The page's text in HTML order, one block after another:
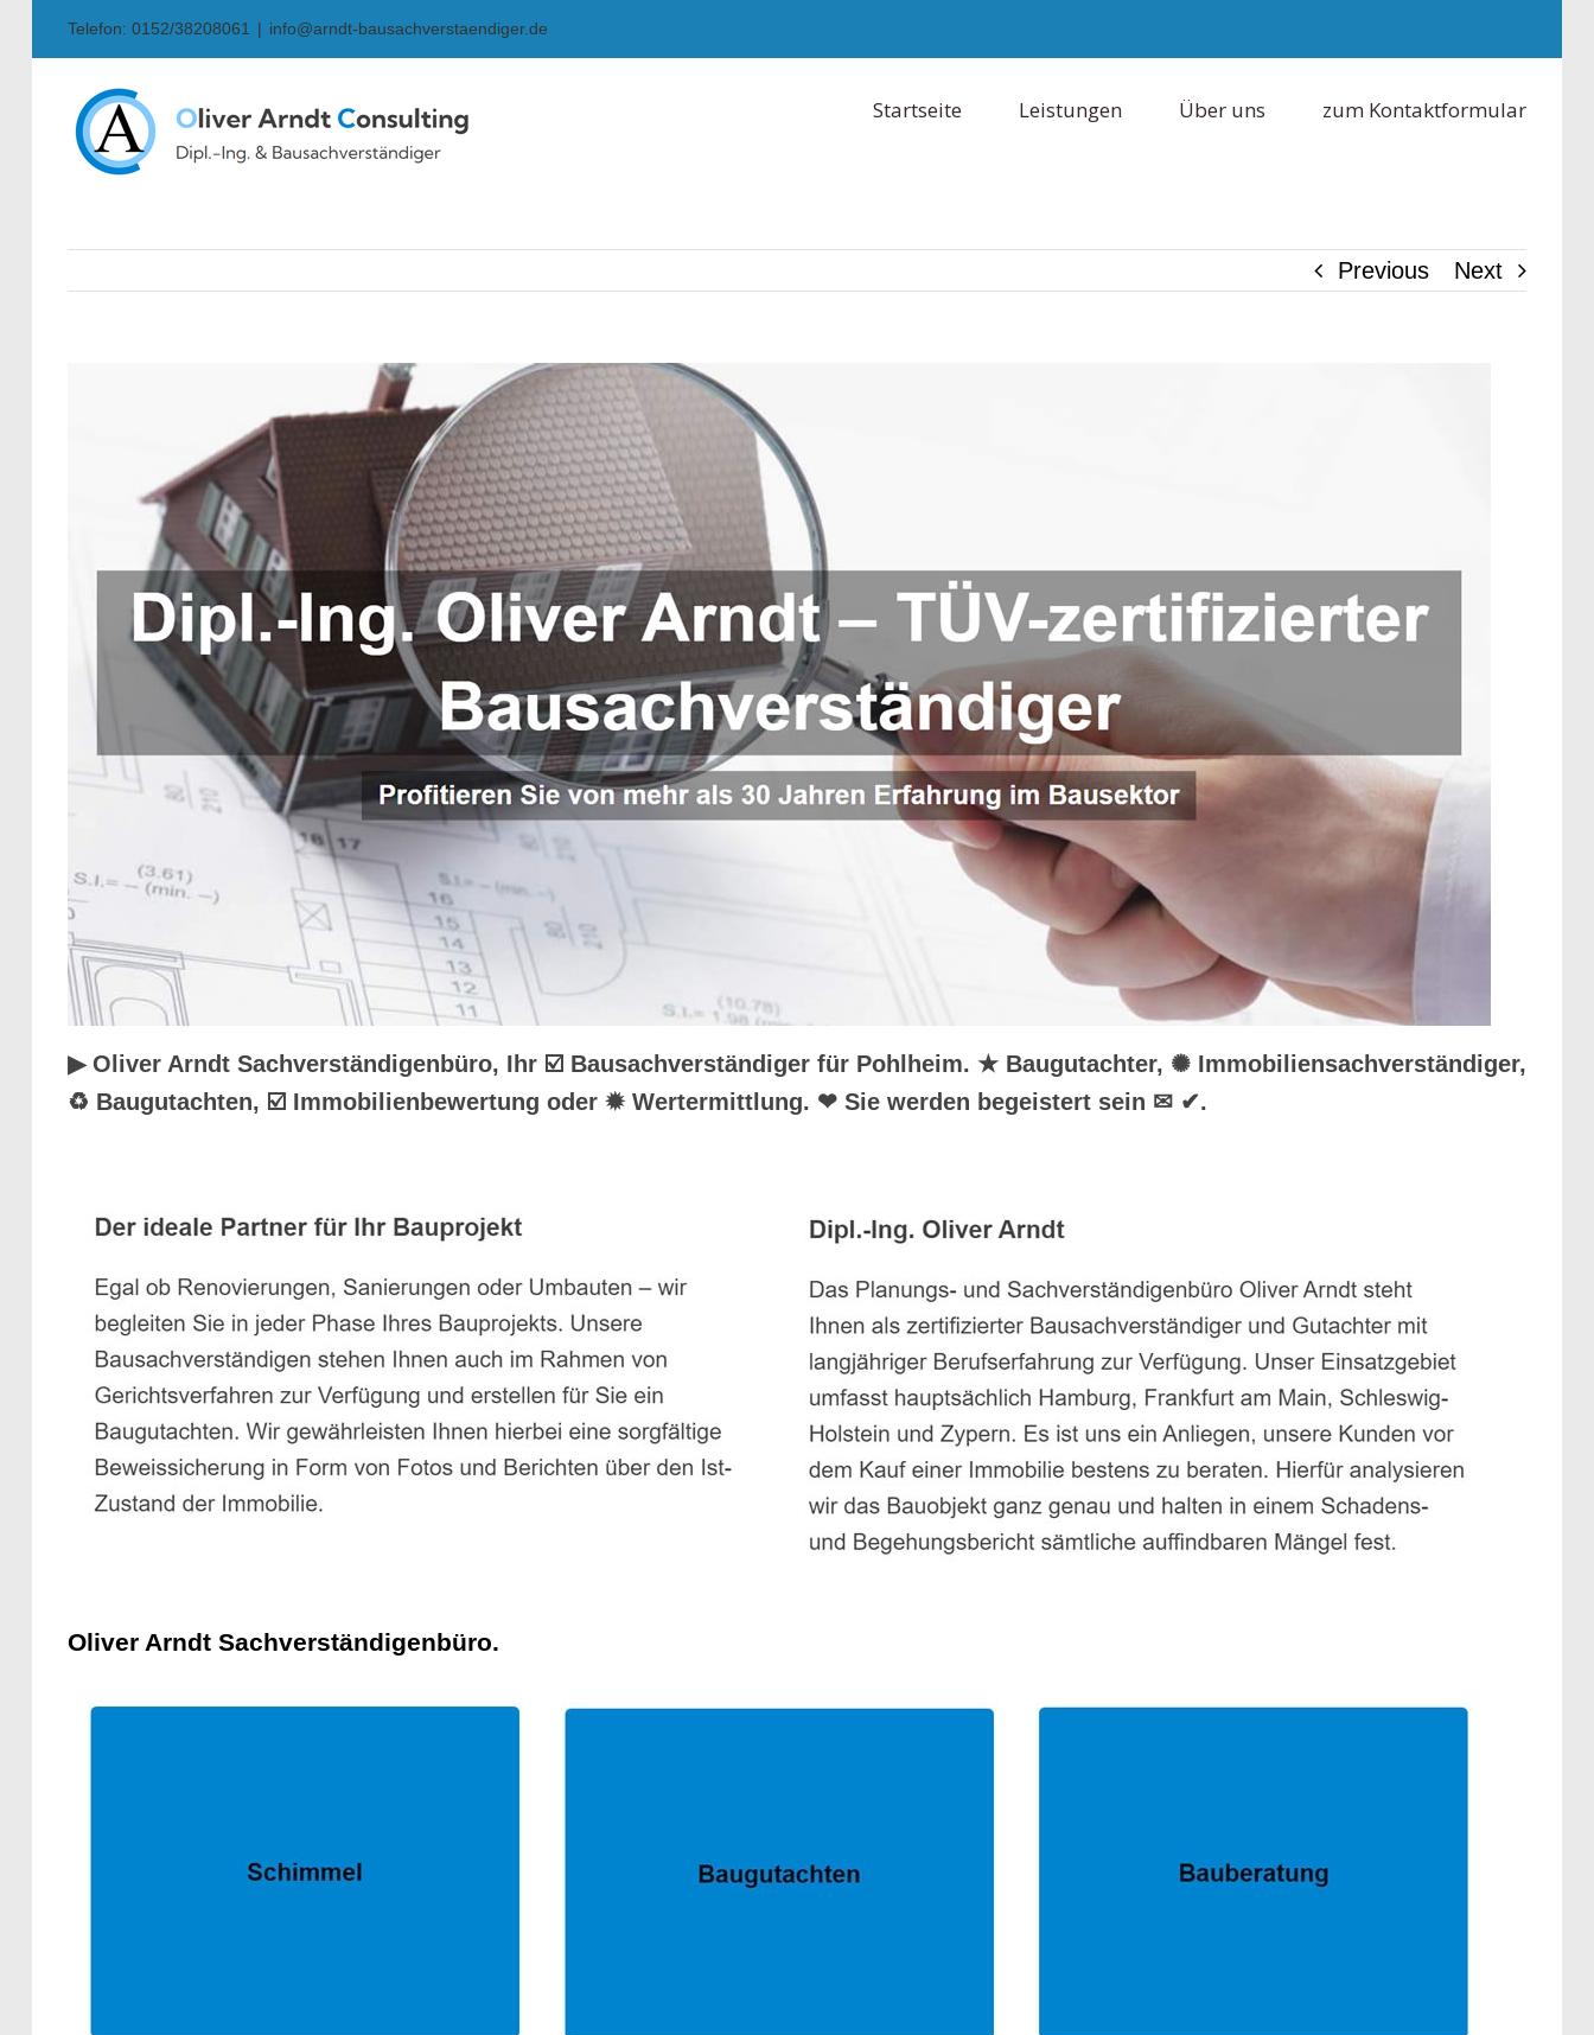
Telefon: 0152/38208061 | info@arndt-bausachverstaendiger.de
Startseite Leistungen Über uns zum Kontaktformular
Previous Next
▶︎ Oliver Arndt Sachverständigenbüro, Ihr ☑️ Bausachverständiger für Pohlheim. ★ Baugutachter, ✺ Immobiliensachverständiger,
♻ Baugutachten, ☑️ Immobilienbewertung oder ✹ Wertermittlung. ❤ Sie werden begeistert sein ✉ ✔.
Oliver Arndt Sachverständigenbüro.